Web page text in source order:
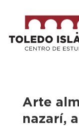
Arte
nazarí,